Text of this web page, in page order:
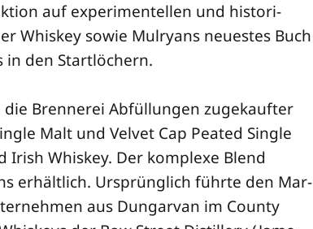
auf expe­ri­men­tel­len und his­to­ri­
Whis­key sowie Mul­ryans neu­es­tes Buch
in den Startlöchern.
Bren­ne­rei Abfül­lun­gen zuge­kauf­ter
Malt und Vel­vet Cap Pea­ted Sin­gle
Irish Whis­key. Der kom­ple­xe Blend
erhält­lich. Ursprüng­lich führ­te den Mar­
aus Dun­gar­van im Coun­ty